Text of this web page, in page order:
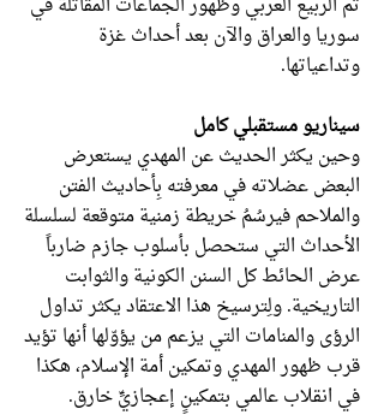
سوريا والعراق والآن بعد أحداث غزة
وتداعياتها.
سيناريو مستقبلي كامل
وحين يكثر الحديث عن المهدي يستعرض
البعض عضلاته في معرفته بِأحاديث الفتن
والملاحم فيرسُمُ خريطة زمنية متوقعة لسلسلة
الأحداث التي ستحصل بأسلوب جازم ضارباً
عرض الحائط كل السنن الكونية والثوابت
التاريخية. ولِترسيخ هذا الاعتقاد يكثر تداول
الرؤى والمنامات التي يزعم من يؤوّلها أنها تؤيد
قرب ظهور المهدي وتمكين أمة الإسلام، هكذا
في انقلاب عالمي بتمكينٍ إعجازيٍّ خارق.